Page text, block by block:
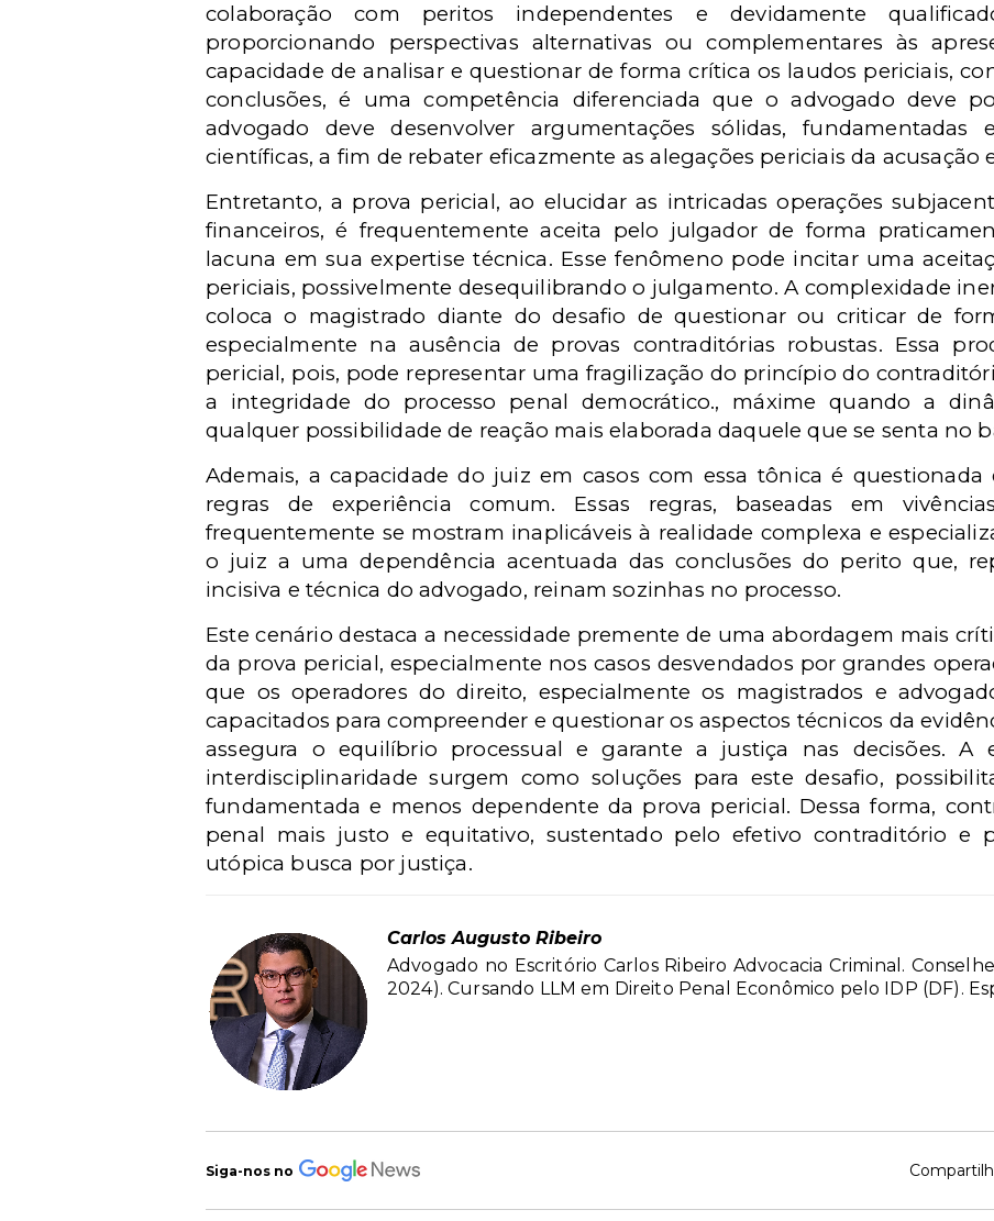
colaboração com peritos independentes e devidamente
proporcionando perspectivas alternativas ou complementares às
capacidade de analisar e questionar de forma crítica os laudos periciais,
conclusões, é uma competência diferenciada que o advogado deve
advogado deve desenvolver argumentações sólidas, fundamentadas
científicas, a fim de rebater eficazmente as alegações periciais da acusação
Entretanto, a prova pericial, ao elucidar as intricadas operações
financeiros, é frequentemente aceita pelo julgador de forma
lacuna em sua expertise técnica. Esse fenômeno pode incitar uma
periciais, possivelmente desequilibrando o julgamento. A complexidade
coloca o magistrado diante do desafio de questionar ou criticar de
especialmente na ausência de provas contraditórias robustas. Essa
pericial, pois, pode representar uma fragilização do princípio do
a integridade do processo penal democrático., máxime quando a
qualquer possibilidade de reação mais elaborada daquele que se senta no
Ademais, a capacidade do juiz em casos com essa tônica é questionada
regras de experiência comum. Essas regras, baseadas em
frequentemente se mostram inaplicáveis à realidade complexa e
o juiz a uma dependência acentuada das conclusões do perito que,
incisiva e técnica do advogado, reinam sozinhas no processo.
Este cenário destaca a necessidade premente de uma abordagem mais
da prova pericial, especialmente nos casos desvendados por grandes
que os operadores do direito, especialmente os magistrados e
capacitados para compreender e questionar os aspectos técnicos da
assegura o equilíbrio processual e garante a justiça nas decisões. A
interdisciplinaridade surgem como soluções para este desafio,
fundamentada e menos dependente da prova pericial. Dessa forma,
penal mais justo e equitativo, sustentado pelo efetivo contraditório e
utópica busca por justiça.
Carlos Augusto Ribeiro
Advogado no Escritório Carlos Ribeiro Advocacia Criminal.
2024). Cursando LLM em Direito Penal Econômico pelo IDP (DF).
Siga-nos no